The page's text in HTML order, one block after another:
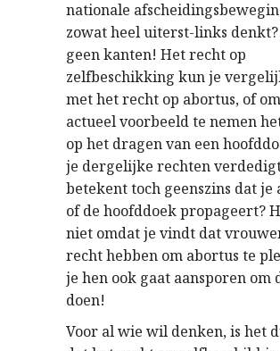
nationale
zowat heel uiterst-links denkt?
geen kanten! Het recht op
zelfbeschikking kun je
met het recht op abortus, of
actueel voorbeeld te nemen
op het dragen van een
je dergelijke rechten
betekent toch geenszins dat je
of de hoofddoek propageert?
niet omdat je vindt dat
recht hebben om abortus te
je hen ook gaat aansporen om
doen!
Voor al wie wil denken, is het